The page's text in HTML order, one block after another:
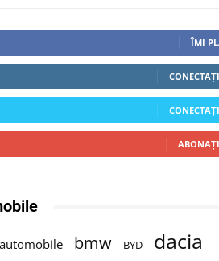
ÎMI
automobile bmw BYD dacia